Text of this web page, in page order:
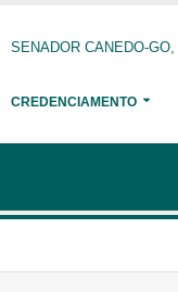
SENADOR CANEDO-
CREDENCIAMENTO